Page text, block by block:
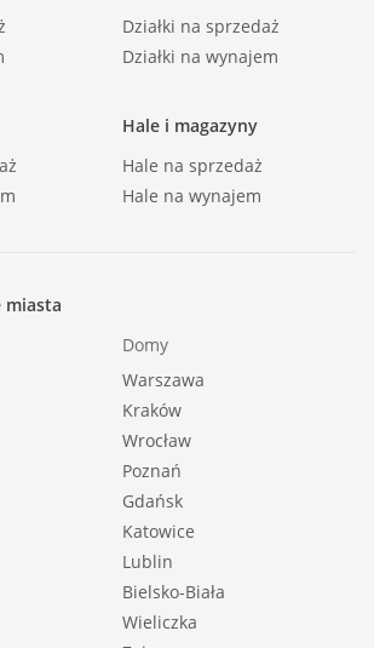
zabudowane |
miejskie |
TAK |
jednostronne |
wywóz nieczystości, woda,
woda, prąd, CO |
dwupoziomowe |
|
odświeżenia |
Działki na sprzedaż
Działki na wynajem
Hale i magazyny
Hale na sprzedaż
Hale na wynajem
miasta
Domy
Warszawa
Kraków
Wrocław
Poznań
Gdańsk
Katowice
Lublin
Bielsko-Biała
Wieliczka